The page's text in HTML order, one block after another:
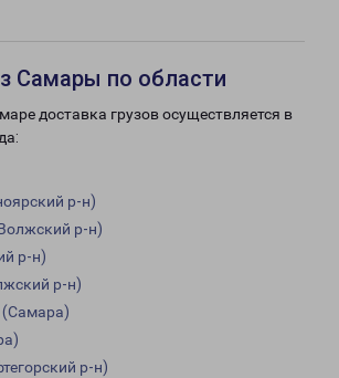
Самары по области
доставка грузов осуществляется в
р-н)
р-н)
р-н)
р-н)
(Самара)
р-н)